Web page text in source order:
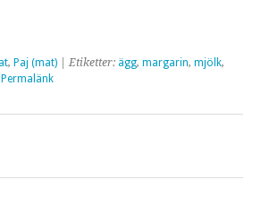
, Paj (mat) | Etiketter: ägg, margarin, mjölk,
Permalänk